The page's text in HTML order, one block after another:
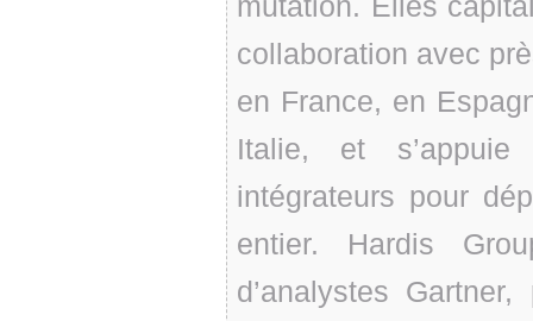
collaboration avec
en France, en
Italie, et
intégrateurs pour
entier. Hardis
d’analystes